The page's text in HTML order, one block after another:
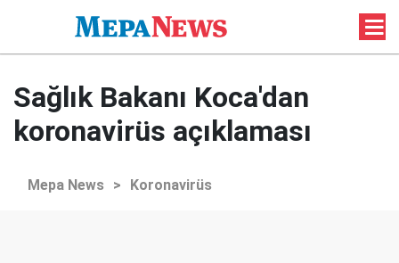
Sağlık Bakanı Koca'dan
koronavirüs açıklaması
Mepa News > Koronavirüs